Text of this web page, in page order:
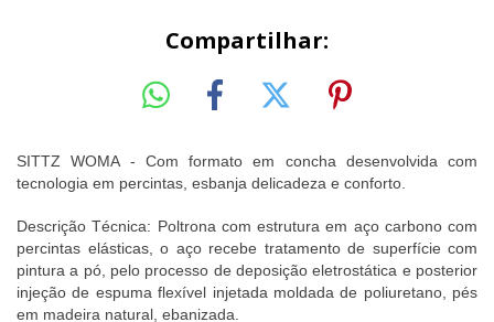
Compartilhar:
SITTZ WOMA - Com formato em concha desenvolvida com
tecnologia em percintas, esbanja delicadeza e conforto.
Descrição Técnica: Poltrona com estrutura em aço carbono com
percintas elásticas, o aço recebe tratamento de superfície com
pintura a pó, pelo processo de deposição eletrostática e posterior
injeção de espuma flexível injetada moldada de poliuretano, pés
em madeira natural, ebanizada.